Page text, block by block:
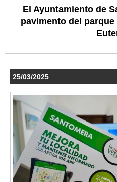
El Ayuntamiento de
pavimento del
25/03/2025